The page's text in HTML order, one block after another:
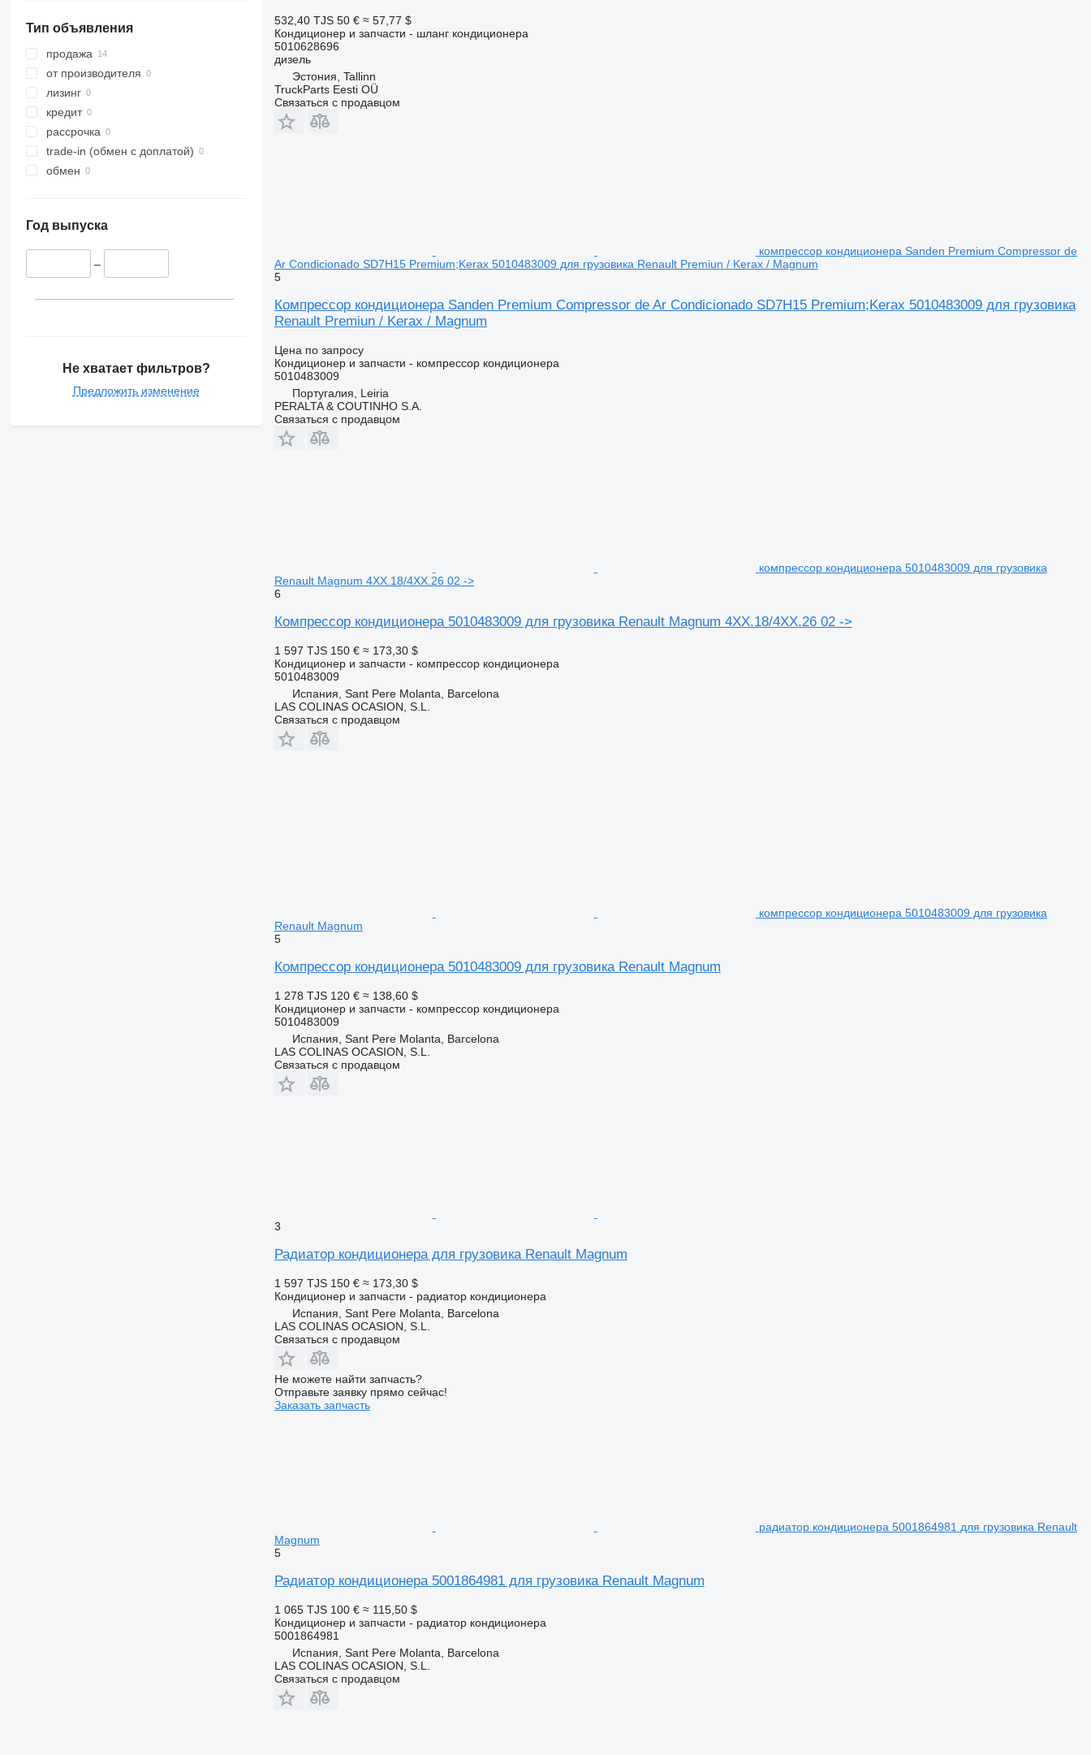
Тип объявления
продажа
от производителя
лизинг
кредит
рассрочка
trade-in (обмен с доплатой)
обмен
Год выпуска
–
Не хватает фильтров?
Предложить изменение
532,40 TJS 50 € ≈ 57,77 $
Кондиционер и запчасти - шланг кондиционера
5010628696
дизель
Эстония, Tallinn
TruckParts Eesti OÜ
Связаться с продавцом
компрессор кондиционера Sanden Premium Compressor de
Ar Condicionado SD7H15 Premium;Kerax 5010483009 для грузовика Renault Premiun / Kerax / Magnum
5
Компрессор кондиционера Sanden Premium Compressor de Ar Condicionado SD7H15 Premium;Kerax 5010483009 для грузовика
Renault Premiun / Kerax / Magnum
Цена по запросу
Кондиционер и запчасти - компрессор кондиционера
5010483009
Португалия, Leiria
PERALTA & COUTINHO S.A.
Связаться с продавцом
компрессор кондиционера 5010483009 для грузовика
Renault Magnum 4XX.18/4XX.26 02 ->
6
Компрессор кондиционера 5010483009 для грузовика Renault Magnum 4XX.18/4XX.26 02 ->
1 597 TJS 150 € ≈ 173,30 $
Кондиционер и запчасти - компрессор кондиционера
5010483009
Испания, Sant Pere Molanta, Barcelona
LAS COLINAS OCASION, S.L.
Связаться с продавцом
компрессор кондиционера 5010483009 для грузовика
Renault Magnum
5
Компрессор кондиционера 5010483009 для грузовика Renault Magnum
1 278 TJS 120 € ≈ 138,60 $
Кондиционер и запчасти - компрессор кондиционера
5010483009
Испания, Sant Pere Molanta, Barcelona
LAS COLINAS OCASION, S.L.
Связаться с продавцом
3
Радиатор кондиционера для грузовика Renault Magnum
1 597 TJS 150 € ≈ 173,30 $
Кондиционер и запчасти - радиатор кондиционера
Испания, Sant Pere Molanta, Barcelona
LAS COLINAS OCASION, S.L.
Связаться с продавцом
Не можете найти запчасть?
Отправьте заявку прямо сейчас!
Заказать запчасть
радиатор кондиционера 5001864981 для грузовика Renault
Magnum
5
Радиатор кондиционера 5001864981 для грузовика Renault Magnum
1 065 TJS 100 € ≈ 115,50 $
Кондиционер и запчасти - радиатор кондиционера
5001864981
Испания, Sant Pere Molanta, Barcelona
LAS COLINAS OCASION, S.L.
Связаться с продавцом